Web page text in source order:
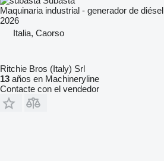
Maquinaria industrial - generador de diésel
2026
Italia, Caorso
Ritchie Bros (Italy) Srl
13 años en Machineryline
Contacte con el vendedor